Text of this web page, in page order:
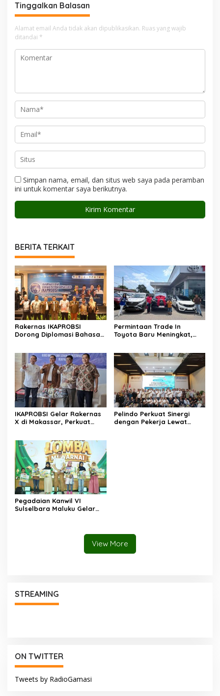
Tinggalkan Balasan
Alamat email Anda tidak akan dipublikasikan. Ruas yang wajib
ditandai *
Simpan nama, email, dan situs web saya pada peramban
ini untuk komentar saya berikutnya.
BERITA TERKAIT
Rakernas IKAPROBSI
Dorong Diplomasi Bahasa
Permintaan Trade In
Toyota Baru Meningkat,
Juli 2026
IKAPROBSI Gelar Rakernas
X di Makassar, Perkuat
Pelindo Perkuat Sinergi
dengan Pekerja Lewat
Pegadaian Kanwil VI
Sulselbara Maluku Gelar
Kreativitas Anak dan Peran
View More
STREAMING
ON TWITTER
Tweets by RadioGamasi